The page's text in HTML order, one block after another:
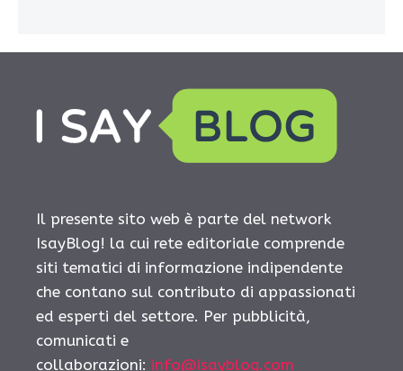
Il presente sito web è parte del network
IsayBlog! la cui rete editoriale comprende
siti tematici di informazione indipendente
che contano sul contributo di appassionati
ed esperti del settore. Per pubblicità,
comunicati e
collaborazioni: info@isayblog.com